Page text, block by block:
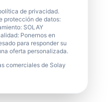
de privacidad.
protección de datos:
SOLAY
Ponernos en
para responder su
oferta personalizada.
comerciales de Solay